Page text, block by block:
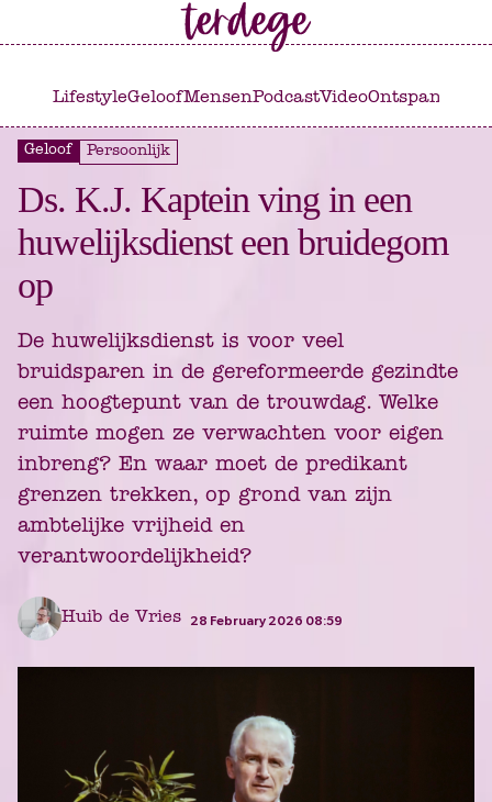
LifestyleGeloofMensenPodcastVideoOntspannen
Geloof Persoonlijk
Ds. K.J. Kaptein ving in een
huwelijksdienst een bruidegom
op
De huwelijksdienst is voor veel
bruidsparen in de gereformeerde gezindte
een hoogtepunt van de trouwdag. Welke
ruimte mogen ze verwachten voor eigen
inbreng? En waar moet de predikant
grenzen trekken, op grond van zijn
ambtelijke vrijheid en
verantwoordelijkheid?
Huib de Vries 28 February 2026 08:59